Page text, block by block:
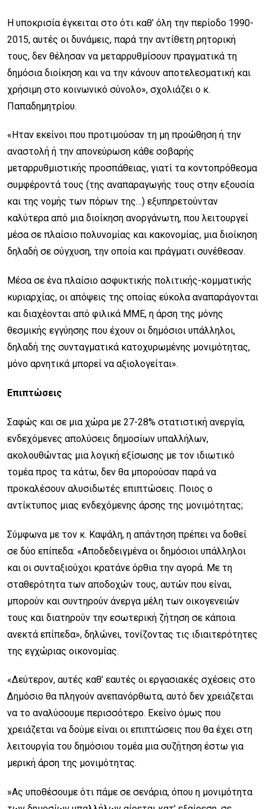
Η υποκρισία έγκειται στο ότι καθ’ όλη την περίοδο 1990-
2015, αυτές οι δυνάμεις, παρά την αντίθετη ρητορική
τους, δεν θέλησαν να μεταρρυθμίσουν πραγματικά τη
δημόσια διοίκηση και να την κάνουν αποτελεσματική και
χρήσιμη στο κοινωνικό σύνολο», σχολιάζει ο κ.
Παπαδημητρίου.
«Ηταν εκείνοι που προτιμούσαν τη μη προώθηση ή την
αναστολή ή την απονεύρωση κάθε σοβαρής
μεταρρυθμιστικής προσπάθειας, γιατί τα κοντοπρόθεσμα
συμφέροντά τους (της αναπαραγωγής τους στην εξουσία
και της νομής των πόρων της…) εξυπηρετούνταν
καλύτερα από μια διοίκηση ανοργάνωτη, που λειτουργεί
μέσα σε πλαίσιο πολυνομίας και κακονομίας, μια διοίκηση
δηλαδή σε σύγχυση, την οποία και πράγματι συνέθεσαν.
Μέσα σε ένα πλαίσιο ασφυκτικής πολιτικής-κομματικής
κυριαρχίας, οι απόψεις της οποίας εύκολα αναπαράγονται
και διαχέονται από φιλικά ΜΜΕ, η άρση της μόνης
θεσμικής εγγύησης που έχουν οι δημόσιοι υπάλληλοι,
δηλαδή της συνταγματικά κατοχυρωμένης μονιμότητας,
μόνο αρνητικά μπορεί να αξιολογείται».
Επιπτώσεις
Σαφώς και σε μια χώρα με 27-28% στατιστική ανεργία,
ενδεχόμενες απολύσεις δημοσίων υπαλλήλων,
ακολουθώντας μια λογική εξίσωσης με τον ιδιωτικό
τομέα προς τα κάτω, δεν θα μπορούσαν παρά να
προκαλέσουν αλυσιδωτές επιπτώσεις. Ποιος ο
αντίκτυπος μιας ενδεχόμενης άρσης της μονιμότητας;
Σύμφωνα με τον κ. Καψάλη, η απάντηση πρέπει να δοθεί
σε δύο επίπεδα: «Αποδεδειγμένα οι δημόσιοι υπάλληλοι
και οι συνταξιούχοι κρατάνε όρθια την αγορά. Με τη
σταθερότητα των αποδοχών τους, αυτών που είναι,
μπορούν και συντηρούν άνεργα μέλη των οικογενειών
τους και διατηρούν την εσωτερική ζήτηση σε κάποια
ανεκτά επίπεδα», δηλώνει, τονίζοντας τις ιδιαιτερότητες
της εγχώριας οικονομίας.
«Δεύτερον, αυτές καθ’ εαυτές οι εργασιακές σχέσεις στο
Δημόσιο θα πληγούν ανεπανόρθωτα, αυτό δεν χρειάζεται
να το αναλύσουμε περισσότερο. Εκείνο όμως που
χρειάζεται να δούμε είναι οι επιπτώσεις που θα έχει στη
λειτουργία του δημόσιου τομέα μια συζήτηση έστω για
μερική άρση της μονιμότητας.
»Ας υποθέσουμε ότι πάμε σε σενάρια, όπου η μονιμότητα